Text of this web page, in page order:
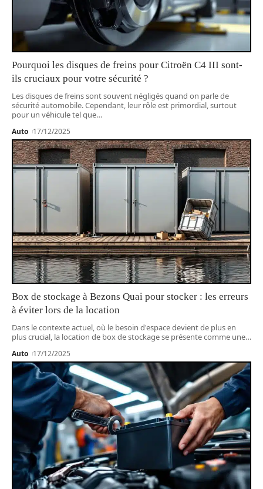
Pourquoi les disques de freins pour Citroën C4 III sont-
ils cruciaux pour votre sécurité ?
Les disques de freins sont souvent négligés quand on parle de
sécurité automobile. Cependant, leur rôle est primordial, surtout
pour un véhicule tel que…
Auto 17/12/2025
Box de stockage à Bezons Quai pour stocker : les erreurs
à éviter lors de la location
Dans le contexte actuel, où le besoin d'espace devient de plus en
plus crucial, la location de box de stockage se présente comme une…
Auto 17/12/2025